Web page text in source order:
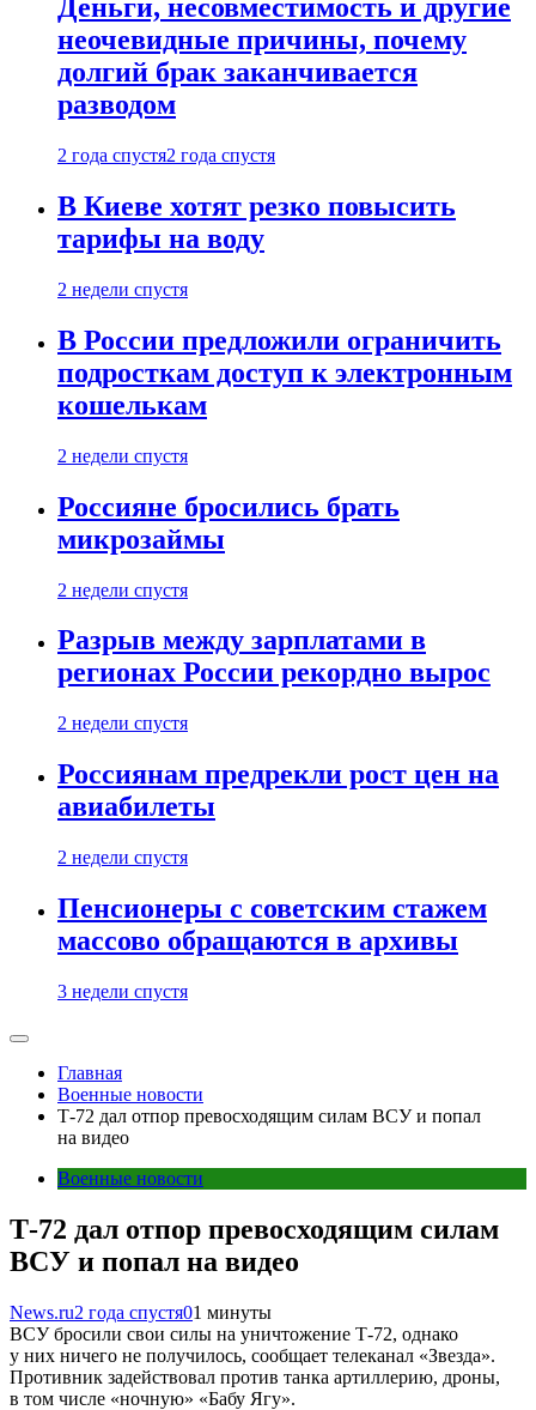
Деньги, несовместимость и другие
неочевидные причины, почему
долгий брак заканчивается
разводом
2 года спустя2 года спустя
В Киеве хотят резко повысить
тарифы на воду
2 недели спустя
В России предложили ограничить
подросткам доступ к электронным
кошелькам
2 недели спустя
Россияне бросились брать
микрозаймы
2 недели спустя
Разрыв между зарплатами в
регионах России рекордно вырос
2 недели спустя
Россиянам предрекли рост цен на
авиабилеты
2 недели спустя
Пенсионеры с советским стажем
массово обращаются в архивы
3 недели спустя
Главная
Военные новости
Т-72 дал отпор превосходящим силам ВСУ и попал
на видео
Военные новости
Т-72 дал отпор превосходящим силам
ВСУ и попал на видео
News.ru2 года спустя01 минуты
ВСУ бросили свои силы на уничтожение Т-72, однако
у них ничего не получилось, сообщает телеканал «Звезда».
Противник задействовал против танка артиллерию, дроны,
в том числе «ночную» «Бабу Ягу».